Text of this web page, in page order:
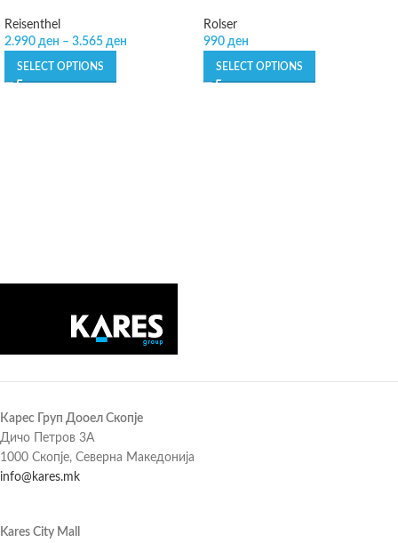
Reisenthel
2.990 ден – 3.565 ден
SELECT OPTIONS
Rolser
990 ден
SELECT OPTIONS
Карес Груп Дооел Скопје
Дичо Петров 3А
1000 Скопје, Северна Македонија
info@kares.mk
Kares City Mall